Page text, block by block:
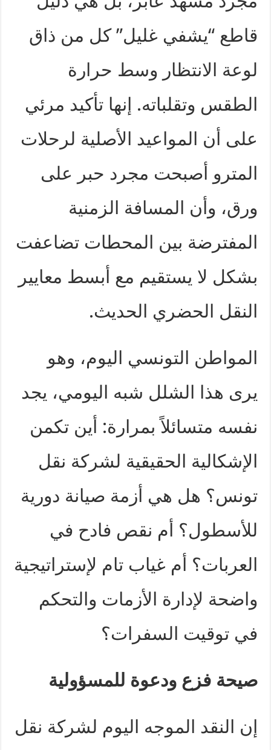
قاطع “يشفي غليل” كل من ذاق
لوعة الانتظار وسط حرارة
الطقس وتقلباته. إنها تأكيد مرئي
على أن المواعيد الأصلية لرحلات
المترو أصبحت مجرد حبر على
ورق، وأن المسافة الزمنية
المفترضة بين المحطات تضاعفت
بشكل لا يستقيم مع أبسط معايير
النقل الحضري الحديث.
المواطن التونسي اليوم، وهو
يرى هذا الشلل شبه اليومي، يجد
نفسه متسائلاً بمرارة: أين تكمن
الإشكالية الحقيقية لشركة نقل
تونس؟ هل هي أزمة صيانة دورية
للأسطول؟ أم نقص فادح في
العربات؟ أم غياب تام لإستراتيجية
واضحة لإدارة الأزمات والتحكم
في توقيت السفرات؟
صيحة فزع ودعوة للمسؤولية
إن النقد الموجه اليوم لشركة نقل